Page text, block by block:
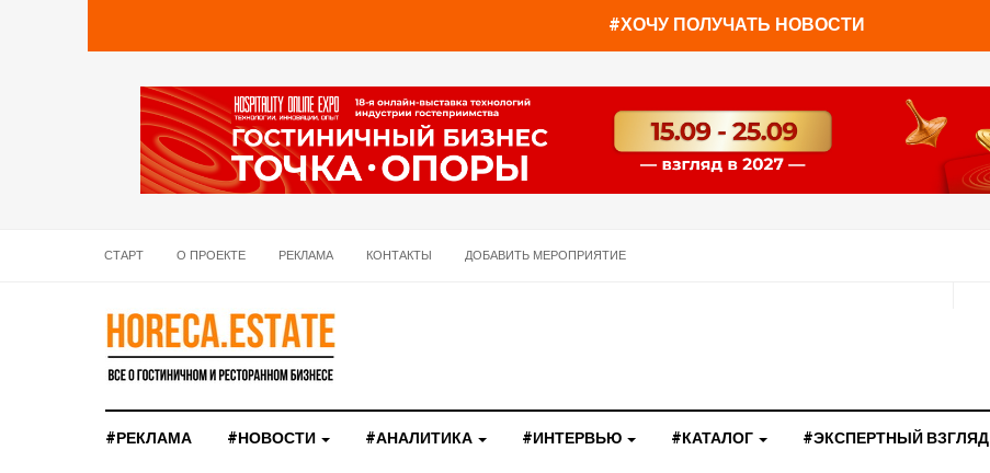
#ХОЧУ ПОЛУЧАТЬ НОВОСТИ
СТАРТ О ПРОЕКТЕ РЕКЛАМА КОНТАКТЫ ДОБАВИТЬ МЕРОПРИЯТИЕ
#РЕКЛАМА #НОВОСТИ #АНАЛИТИКА #ИНТЕРВЬЮ #КАТАЛОГ #ЭКСПЕРТНЫЙ ВЗГЛЯД